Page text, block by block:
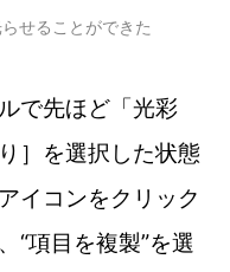
せることができた
で先ほど「光彩
］を選択した状態
イコンをクリック
“項目を複製”を選